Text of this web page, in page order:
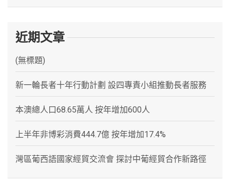
近期文章
(無標題)
新一輪長者十年行動計劃 設四專責小組推動長者服務
本澳總人口68.65萬人 按年增加600人
上半年非博彩消費444.7億 按年增加17.4%
灣區葡西語國家經貿交流會 探討中葡經貿合作新路徑